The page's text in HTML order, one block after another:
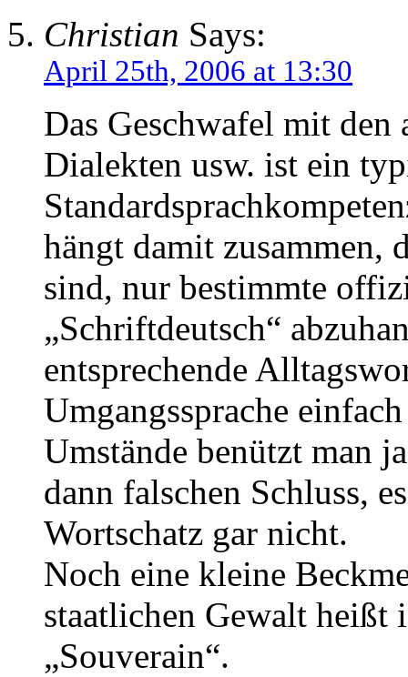
Christian Says:
April 25th, 2006 at 13:30
Das Geschwafel mit den
Dialekten usw. ist ein
hängt damit zusammen,
sind, nur bestimmte
„Schriftdeutsch“
entsprechende
Umgangssprache
Umstände benützt man
dann falschen Schluss,
Wortschatz gar nicht.
Noch eine kleine
staatlichen Gewalt heißt
„Souverain“.